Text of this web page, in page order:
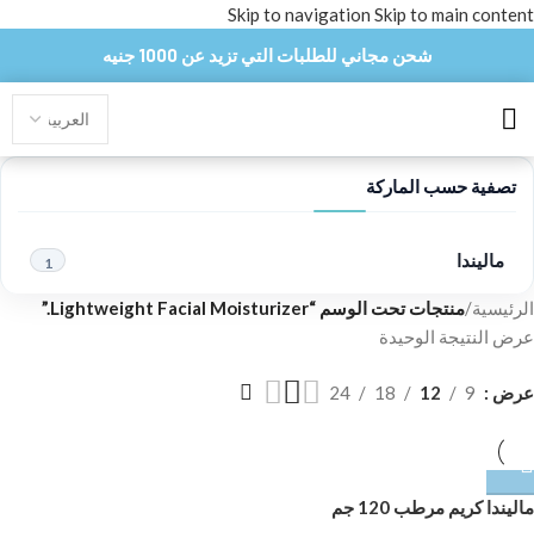
Skip to navigation Skip to main content
شحن مجاني للطلبات التي تزيد عن 1000 جنيه
تصفية حسب الماركة
ماليندا 1
الرئيسية/منتجات تحت الوسم “Lightweight Facial Moisturizer.”
عرض النتيجة الوحيدة
عرض 9
12
18
24
ماليندا كريم مرطب 120 جم